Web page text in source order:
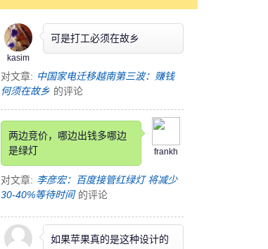
kasim
可是打工必须在故乡
对文章: 中国家电迁移越南第三波：赚钱
何须在故乡 的评论
frankh
两边竞价，哪边出钱多哪边
是绿灯
对文章: 李彦宏：百度接管红绿灯 将减少
30-40%等待时间 的评论
如果苹果真的是这种设计的